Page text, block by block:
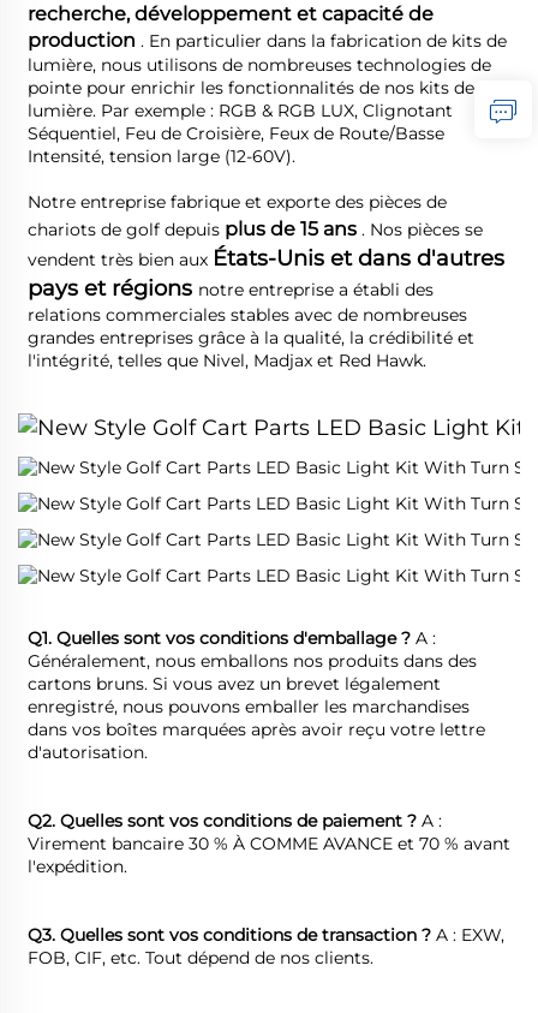
recherche, développement et capacité de
production . En particulier dans la fabrication de kits de
lumière, nous utilisons de nombreuses technologies de
pointe pour enrichir les fonctionnalités de nos kits de
lumière. Par exemple : RGB & RGB LUX, Clignotant
Séquentiel, Feu de Croisière, Feux de Route/Basse
Intensité, tension large (12-60V).
Notre entreprise fabrique et exporte des pièces de
chariots de golf depuis plus de 15 ans . Nos pièces se
vendent très bien aux États-Unis et dans d'autres
pays et régions notre entreprise a établi des
relations commerciales stables avec de nombreuses
grandes entreprises grâce à la qualité, la crédibilité et
l'intégrité, telles que Nivel, Madjax et Red Hawk.
Q1. Quelles sont vos conditions d'emballage ? A :
Généralement, nous emballons nos produits dans des
cartons bruns. Si vous avez un brevet légalement
enregistré, nous pouvons emballer les marchandises
dans vos boîtes marquées après avoir reçu votre lettre
d'autorisation.
Q2. Quelles sont vos conditions de paiement ? A :
Virement bancaire 30 % À COMME AVANCE et 70 % avant
l'expédition.
Q3. Quelles sont vos conditions de transaction ? A : EXW,
FOB, CIF, etc. Tout dépend de nos clients.